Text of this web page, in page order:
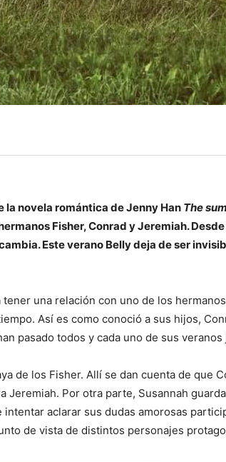
la novela romántica de Jenny Han The
Fisher, Conrad y Jeremiah.
Este verano Belly deja de ser
una relación con uno de los
Así es como conoció a sus hijos,
pasado todos y cada uno de sus veranos
de los Fisher. Allí se dan cuenta de que
Jeremiah. Por otra parte, Susannah
aclarar sus dudas amorosas
de vista de distintos personajes